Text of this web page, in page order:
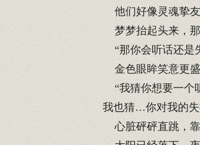
他们好像灵魂挚友
梦梦抬起头来，那
“那你会听话还是
金色眼眸笑意更盛
“我猜你想要一个
我也猜…你对我的
心脏砰砰直跳，靠